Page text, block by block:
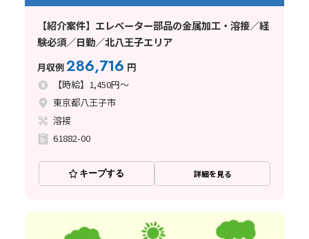
【紹介案件】エレベーター部品の金属加工・溶接／経
験必須／日勤／北八王子エリア
月収例286,716 円
【時給】1,450円～
東京都八王子市
溶接
61882-00
キープする 詳細を見る